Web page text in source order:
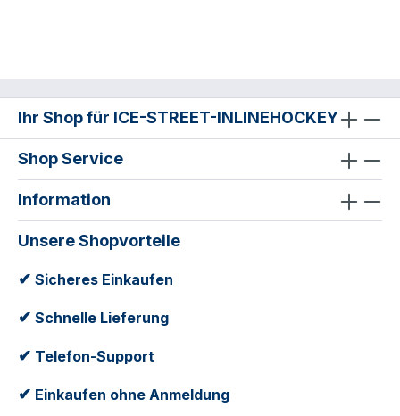
Ihr Shop für ICE-STREET-INLINEHOCKEY
Shop Service
Information
Unsere Shopvorteile
✔ Sicheres Einkaufen
✔ Schnelle Lieferung
✔ Telefon-Support
✔ Einkaufen ohne Anmeldung